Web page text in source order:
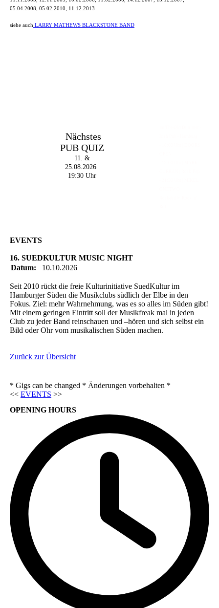
05.04.2008, 05.02.2010, 11.12.2013
siehe auch LARRY MATHEWS BLACKSTONE BAND
Nächstes
PUB QUIZ
11. &
25.08.2026 |
19:30 Uhr
EVENTS
16. SUEDKULTUR MUSIC NIGHT
Datum:
10.10.2026
Seit 2010 rückt die freie Kulturinitiative SuedKultur im
Hamburger Süden die Musikclubs südlich der Elbe in den
Fokus. Ziel: mehr Wahrnehmung, was es so alles im Süden gibt!
Mit einem geringen Eintritt soll der Musikfreak mal in jeden
Club zu jeder Band reinschauen und –hören und sich selbst ein
Bild oder Ohr vom musikalischen Süden machen.
Zurück zur Übersicht
* Gigs can be changed * Änderungen vorbehalten *
<< EVENTS >>
OPENING HOURS